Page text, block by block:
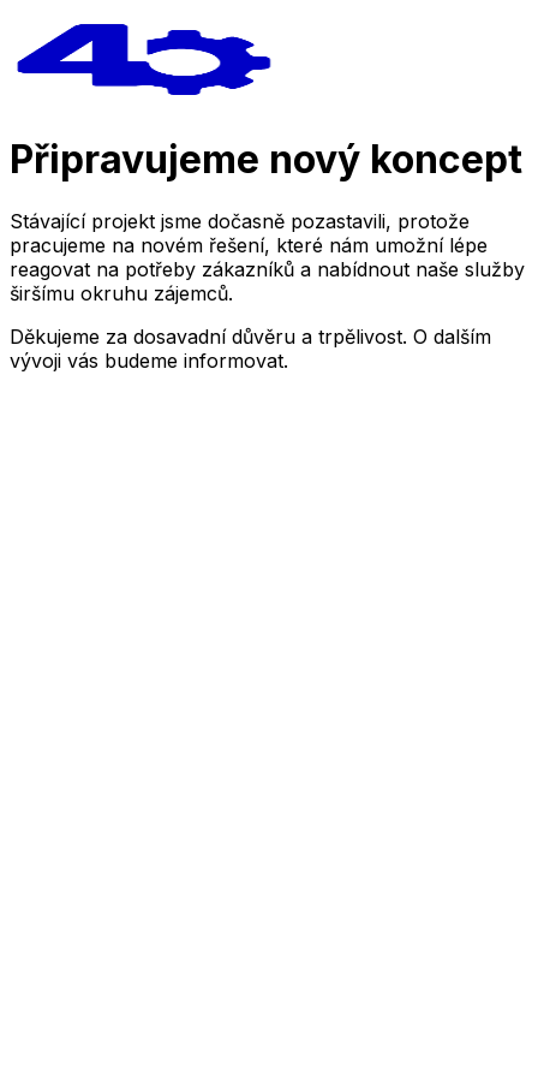
Připravujeme nový koncept
Stávající projekt jsme dočasně pozastavili, protože
pracujeme na novém řešení, které nám umožní lépe
reagovat na potřeby zákazníků a nabídnout naše služby
širšímu okruhu zájemců.
Děkujeme za dosavadní důvěru a trpělivost. O dalším
vývoji vás budeme informovat.